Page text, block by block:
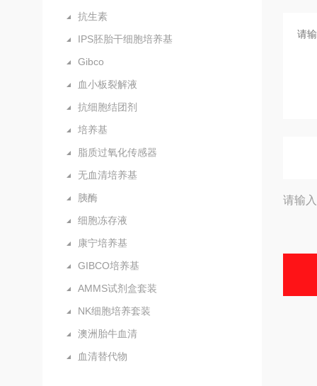
抗生素
IPS胚胎干细胞培养基
Gibco
血小板裂解液
抗细胞结团剂
培养基
脂质过氧化传感器
无血清培养基
胰酶
细胞冻存液
康宁培养基
GIBCO培养基
AMMS试剂盒套装
NK细胞培养套装
澳洲胎牛血清
血清替代物
请输